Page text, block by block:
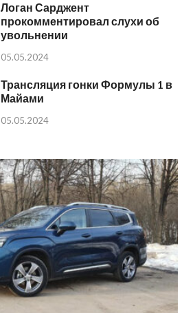
Логан Сарджент
прокомментировал слухи об
увольнении
05.05.2024
Трансляция гонки Формулы 1 в
Майами
05.05.2024